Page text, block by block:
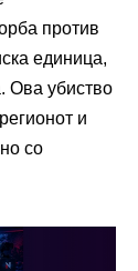
против
единица,
Ова убиство
и
со